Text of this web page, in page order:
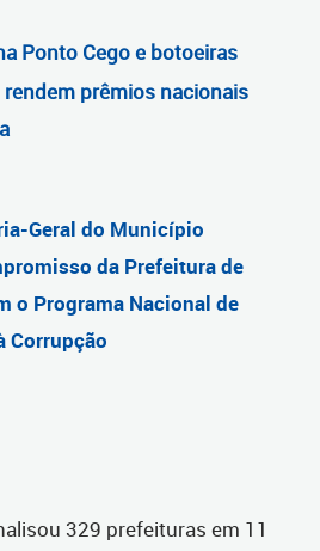
Ponto Cego e botoeiras
prêmios nacionais
Geral do Município
da Prefeitura de
o Programa Nacional de
Corrupção
329 prefeituras em 11